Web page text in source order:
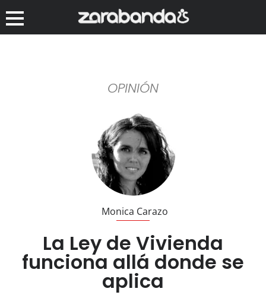
OPINIÓN
Monica Carazo
La Ley de Vivienda
funciona allá donde se
aplica